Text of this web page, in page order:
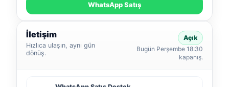
WhatsApp Satış
İletişim
Hızlıca ulaşın, aynı gün
dönüş.
Açık
Bugün Perşembe 18:30
kapanış.